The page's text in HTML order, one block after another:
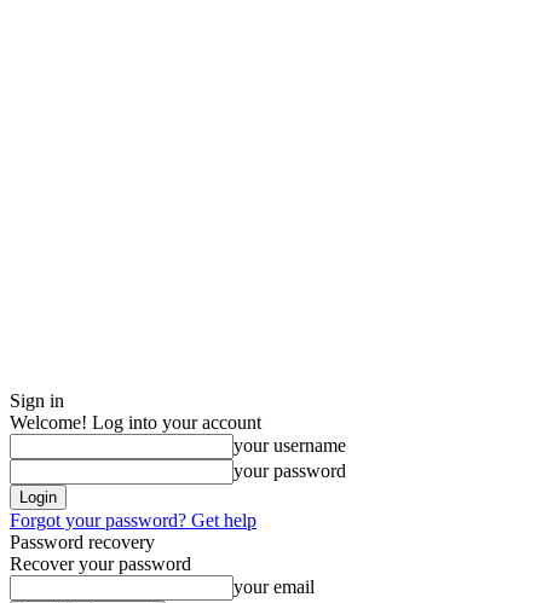
Sign in
Welcome! Log into your account
your username
your password
Forgot your password? Get help
Password recovery
Recover your password
your email